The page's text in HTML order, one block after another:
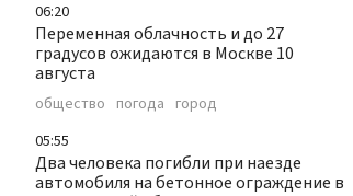
06:20
Переменная облачность и до 27
градусов ожидаются в Москве 10
августа
общество погода город
05:55
Два человека погибли при наезде
автомобиля на бетонное ограждение в